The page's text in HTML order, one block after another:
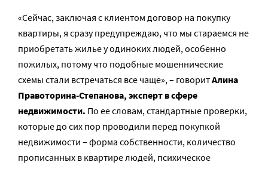
«Сейчас, заключая с клиентом договор на покупку
квартиры, я сразу предупреждаю, что мы стараемся не
приобретать жилье у одиноких людей, особенно
пожилых, потому что подобные мошеннические
схемы стали встречаться все чаще», – говоритАлина
Правоторина-Степанова, эксперт в сфере
недвижимости. По ее словам, стандартные проверки,
которые до сих пор проводили перед покупкой
недвижимости – форма собственности, количество
прописанных в квартире людей, психическое